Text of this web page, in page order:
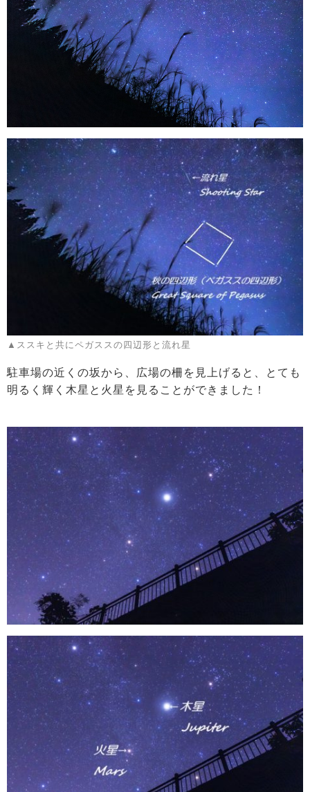
▲ススキと共にペガススの四辺形と流れ星
駐車場の近くの坂から、広場の柵を見上げると、とても
明るく輝く木星と火星を見ることができました！